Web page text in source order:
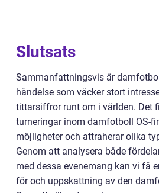
Slutsats
Sammanfattningsvis är
händelse som väcker stort
tittarsiffror runt om i världen. Det
turneringar inom damfotboll OS-
möjligheter och attraherar olika
Genom att analysera både
med dessa evenemang kan vi få
för och uppskattning av den